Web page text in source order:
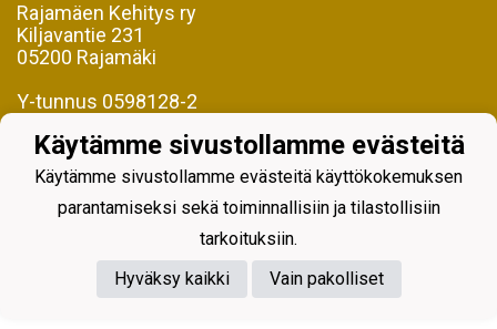
Rajamäen Kehitys ry
Kiljavantie 231
05200 Rajamäki
Y-tunnus 0598128-2
Käytämme sivustollamme evästeitä
Käytämme sivustollamme evästeitä käyttökokemuksen
parantamiseksi sekä toiminnallisiin ja tilastollisiin
tarkoituksiin.
Hyväksy kaikki
Vain pakolliset